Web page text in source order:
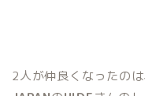
2人が仲良くなったの